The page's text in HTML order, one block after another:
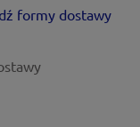
formy dostawy